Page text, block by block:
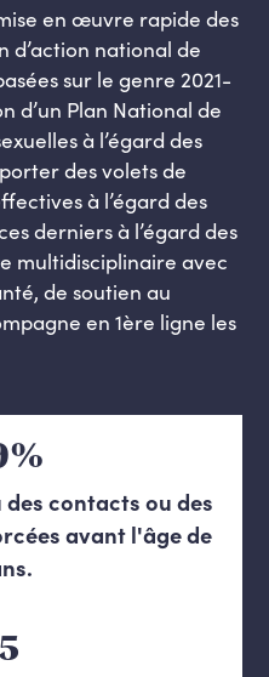
en œuvre rapide des
d’action national de
sur le genre 2021-
d’un Plan National de
à l’égard des
des volets de
à l’égard des
derniers à l’égard des
multidisciplinaire avec
de soutien au
en 1ère ligne les
contacts ou des
avant l'âge de